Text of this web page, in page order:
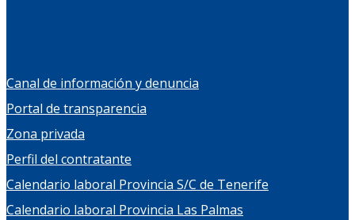
Canal de información y denuncia
Portal de transparencia
Zona privada
Perfil del contratante
Calendario laboral Provincia S/C de Tenerife
Calendario laboral Provincia Las Palmas